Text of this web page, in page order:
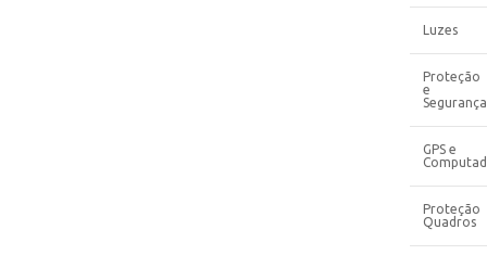
Luzes
Proteção
e
Segurança
GPS e
Proteção
Quadros